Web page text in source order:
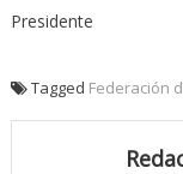
Presidente
Tagged Federación